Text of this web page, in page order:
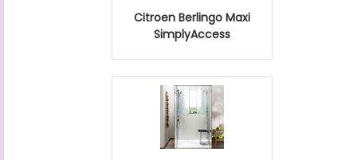
Citroen Berlingo Maxi
SimplyAccess